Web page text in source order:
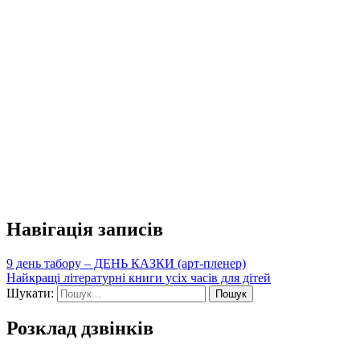
Навігація записів
9 день табору – ДЕНЬ КАЗКИ (арт-пленер)
Найкращі літературні книги усіх часів для дітей
Шукати:
Розклад дзвінків